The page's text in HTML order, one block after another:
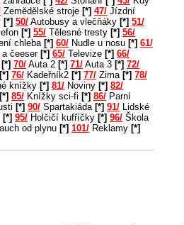
Zemědělské stroje [*] 47/ Jízdní
[*] 50/ Autobusy a vlečňáky [*] 51/
[*] 55/ Tělesné tresty [*] 56/
chleba [*] 60/ Nudle u nosu [*] 61/
a čeeser [*] 65/ Televize [*] 66/
[*] 70/ Auta 2 [*] 71/ Auta 3 [*] 72/
[*] 76/ Kadeřník2 [*] 77/ Zima [*] 78/
knížky [*] 81/ Noviny [*] 82/
[*] 85/ Knížky sci-fi [*] 86/ Parní
[*] 90/ Spartakiáda [*] 91/ Lidské
[*] 95/ Holčičí kufříčky [*] 96/ Škola
od plynu [*] 101/ Reklamy [*]